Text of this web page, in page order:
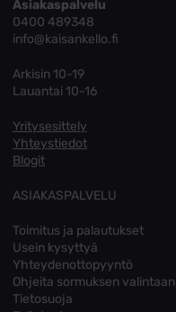
Asiakaspalvelu
0400 489348
info@kaisankello.fi
Arkisin 10-19
Lauantai 10-16
Yritysesittely
Yhteystiedot
Blogit
ASIAKASPALVELU
Toimitus ja palautukset
Usein kysyttyä
Yhteydenottopyyntö
Ohjeita sormuksen valintaan
Tietosuoja